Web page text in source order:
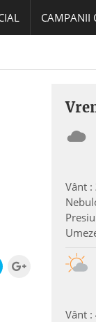
CAMPANII
Vânt :
Vânt :